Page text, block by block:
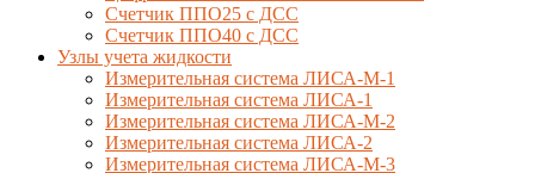
Счетчик ППО25 с ДСС
Счетчик ППО40 с ДСС
Узлы учета жидкости
Измерительная система ЛИСА-М-1
Измерительная система ЛИСА-1
Измерительная система ЛИСА-М-2
Измерительная система ЛИСА-2
Измерительная система ЛИСА-М-3